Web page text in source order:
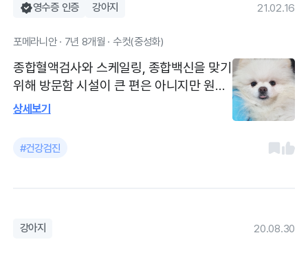
영수증 인증 강아지 21.02.16
포메라니안 · 7년 8개월 · 수컷(중성화)
종합혈액검사와 스케일링, 종합백신을 맞기
위해 방문함 시설이 큰 편은 아니지만 원장
선생님이 친절하시고 잘 설명해주십니다.과
물병원이고 스케일링은 미리 예약하고 갔습
상세보기
#건강검진
강아지 20.08.30